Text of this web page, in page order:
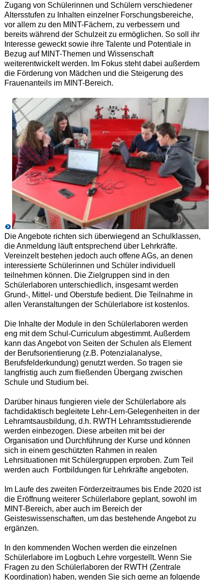
Zugang von Schülerinnen und Schülern verschiedener
Altersstufen zu Inhalten einzelner Forschungsbereiche,
vor allem zu den MINT-Fächern, zu verbessern und
bereits während der Schulzeit zu ermöglichen. So soll ihr
Interesse geweckt sowie ihre Talente und Potentiale in
Bezug auf MINT-Themen und Wissenschaft
weiterentwickelt werden. Im Fokus steht dabei außerdem
die Förderung von Mädchen und die Steigerung des
Frauenanteils im MINT-Bereich.
Die Angebote richten sich überwiegend an Schulklassen,
die Anmeldung läuft entsprechend über Lehrkräfte.
Vereinzelt bestehen jedoch auch offene AGs, an denen
interessierte Schülerinnen und Schüler individuell
teilnehmen können. Die Zielgruppen sind in den
Schülerlaboren unterschiedlich, insgesamt werden
Grund-, Mittel- und Oberstufe bedient. Die Teilnahme in
allen Veranstaltungen der Schülerlabore ist kostenlos.
Die Inhalte der Module in den Schülerlaboren werden
eng mit dem Schul-Curriculum abgestimmt. Außerdem
kann das Angebot von Seiten der Schulen als Element
der Berufsorientierung (z.B. Potenzialanalyse,
Berufsfelderkundung) genutzt werden. So tragen sie
langfristig auch zum fließenden Übergang zwischen
Schule und Studium bei.
Darüber hinaus fungieren viele der Schülerlabore als
fachdidaktisch begleitete Lehr-Lern-Gelegenheiten in der
Lehramtsausbildung, d.h. RWTH Lehramtsstudierende
werden einbezogen. Diese arbeiten mit bei der
Organisation und Durchführung der Kurse und können
sich in einem geschützten Rahmen in realen
Lehrsituationen mit Schülergruppen erproben. Zum Teil
werden auch Fortbildungen für Lehrkräfte angeboten.
Im Laufe des zweiten Förderzeitraumes bis Ende 2020 ist
die Eröffnung weiterer Schülerlabore geplant, sowohl im
MINT-Bereich, aber auch im Bereich der
Geisteswissenschaften, um das bestehende Angebot zu
ergänzen.
In den kommenden Wochen werden die einzelnen
Schülerlabore im Logbuch Lehre vorgestellt. Wenn Sie
Fragen zu den Schülerlaboren der RWTH (Zentrale
Koordination) haben, wenden Sie sich gerne an folgende